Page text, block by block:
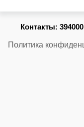
Контакты:
Политика